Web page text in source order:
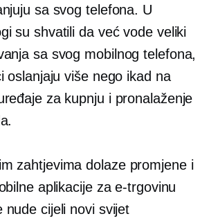
sa svog telefona. U
su shvatili da već vode veliki
sa svog mobilnog telefona,
oslanjaju više nego ikad na
za kupnju i pronalaženje
zahtjevima dolaze promjene i
aplikacije za e-trgovinu
nude cijeli novi svijet